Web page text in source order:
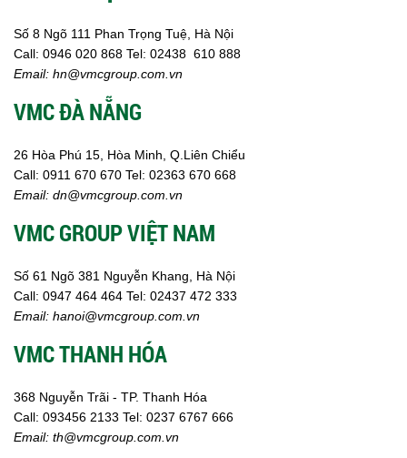
Số 8 Ngõ 111 Phan Trọng Tuệ, Hà Nội
Call: 0946 020 868 Tel: 02438 610 888
Email: hn@vmcgroup.com.vn
VMC ĐÀ NẴNG
26 Hòa Phú 15, Hòa Minh, Q.Liên Chiểu
Call: 0911 670 670 Tel: 02363 670 668
Email: dn@vmcgroup.com.vn
VMC GROUP VIỆT NAM
Số 61 Ngõ 381 Nguyễn Khang, Hà Nội
Call: 0947 464 464 Tel: 02437 472 333
Email: hanoi@vmcgroup.com.vn
VMC THANH HÓA
368 Nguyễn Trãi - TP. Thanh Hóa
Call: 093456 2133 Tel: 0237 6767 666
Email: th@vmcgroup.com.vn